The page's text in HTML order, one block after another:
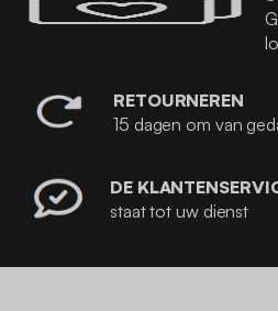
RETOURNEREN
15 dagen om van
DE
staat tot uw dienst